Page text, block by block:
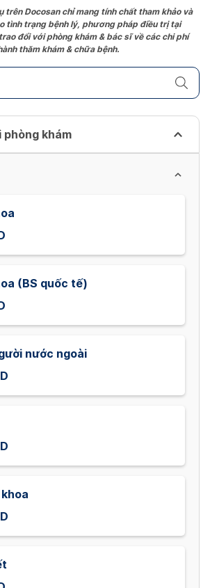
trên Docosan chỉ mang tính chất tham khảo và
tình trạng bệnh lý, phương pháp điều trị tại
đổi với phòng khám & bác sĩ về các chi phí
thăm khám & chữa bệnh.
phòng khám
(BS quốc tế)
nước ngoài